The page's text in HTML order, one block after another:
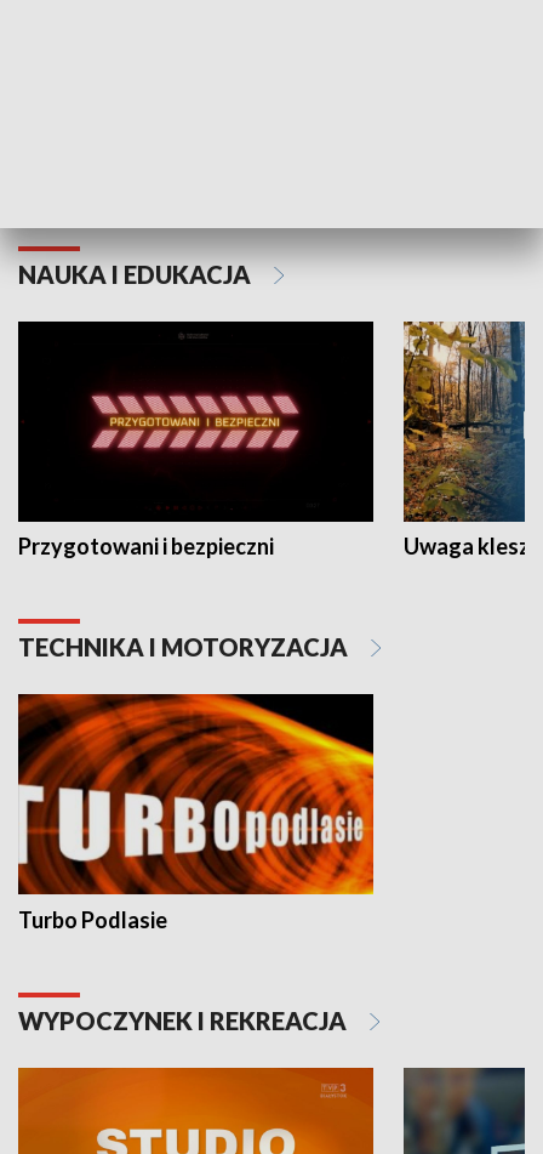
NAUKA I EDUKACJA
Przygotowani i bezpieczni Uwaga
TECHNIKA I MOTORYZACJA
Turbo Podlasie
WYPOCZYNEK I REKREACJA